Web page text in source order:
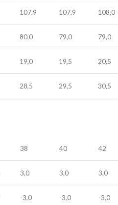
107,9 107,9 108,0
80,0 79,0 79,0
19,0 19,5 20,5
28,5 29,5 30,5
38 40 42
3,0 3,0 3,0
-3,0 -3,0 -3,0